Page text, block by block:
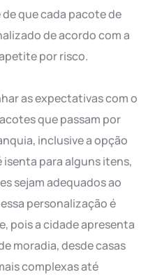
que cada pacote de
de acordo com a
por risco.
as expectativas com o
que passam por
inclusive a opção
para alguns itens,
sejam adequados ao
personalização é
pois a cidade apresenta
moradia, desde casas
complexas até